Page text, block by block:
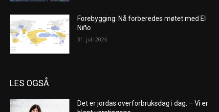
Forebygging: Nå forberedes møtet med El
Niño
31. juli 2026
LES OGSÅ
Det er jordas overforbruksdag i dag: – Vi er